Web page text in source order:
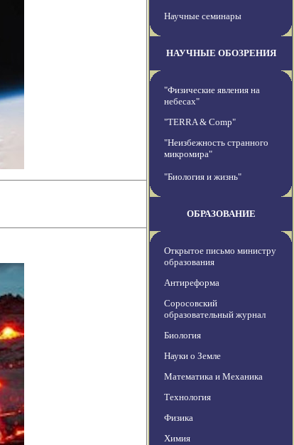
Научные семинары
НАУЧНЫЕ ОБОЗРЕНИЯ
"Физические явления на
небесах"
"TERRA & Comp"
"Неизбежность странного
микромира"
"Биология и жизнь"
ОБРАЗОВАНИЕ
Открытое письмо министру
образования
Антиреформа
Соросовский
образовательный журнал
Биология
Науки о Земле
Математика и Механика
Технология
Физика
Химия